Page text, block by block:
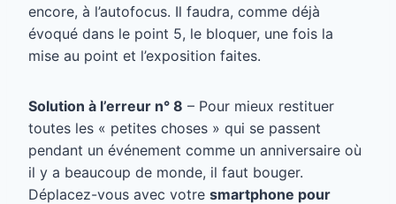
encore, à l’autofocus. Il faudra, comme déjà
évoqué dans le point 5, le bloquer, une fois la
mise au point et l’exposition faites.
Solution à l’erreur n° 8 – Pour mieux restituer
toutes les « petites choses » qui se passent
pendant un événement comme un anniversaire où
il y a beaucoup de monde, il faut bouger.
Déplacez-vous avec votre smartphone pour